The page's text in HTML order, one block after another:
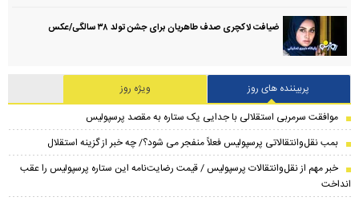
ضیافت لاکچری صدف طاهریان برای جشن تولد ۳۸ سالگی‌/عکس
پربیننده های روز
ویژه روز
موافقت سرمربی استقلالی با جدایی یک ستاره به مقصد پرسپولیس
بمب نقل‌وانتقالاتی پرسپولیس فعلاً منفجر می شود؟/ چه خبر از گزینه استقلال
خبر مهم از نقل‌وانتقالات پرسپولیس / قیمت رضایت‌نامه این ستاره پرسپولیس را عقب
انداخت